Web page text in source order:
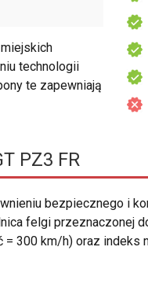
technologii
te zapewniają
PZ3 FR
bezpiecznego i
felgi przeznaczonej
300 km/h) oraz indeks